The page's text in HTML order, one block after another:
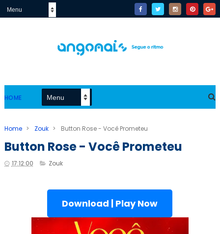
HOME
Home > Zouk > Button Rose - Você Prometeu
Button Rose - Você Prometeu
17:12:00 Zouk
Download | Play Now